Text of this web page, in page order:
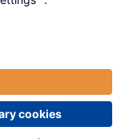
|Datenschutz|